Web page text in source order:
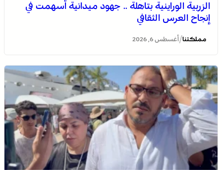
الزربية الوراينية بتاهلة .. جهود ميدانية أسهمت في
إنجاح العرس الثقافي
مملكتنا/ أغسطس 6, 2026
انطلاق الدورة الأولى من مهرجان السعيدية للموسيقى